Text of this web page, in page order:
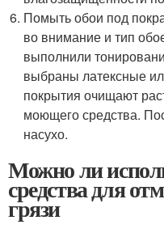
Помыть обои под
во внимание и тип
выполнили
выбраны латексные
покрытия очищают
моющего средства.
насухо.
Можно ли
средства для
грязи